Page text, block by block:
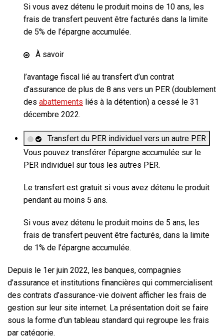
Si vous avez détenu le produit moins de 10 ans, les
frais de transfert peuvent être facturés dans la limite
de 5% de l’épargne accumulée.
À savoir
l’avantage fiscal lié au transfert d’un contrat
d’assurance de plus de 8 ans vers un PER (doublement
des abattements liés à la détention) a cessé le 31
décembre 2022.
Transfert du PER individuel vers un autre PER
Vous pouvez transférer l’épargne accumulée sur le
PER individuel sur tous les autres PER.
Le transfert est gratuit si vous avez détenu le produit
pendant au moins 5 ans.
Si vous avez détenu le produit moins de 5 ans, les
frais de transfert peuvent être facturés, dans la limite
de 1% de l’épargne accumulée.
Depuis le 1er juin 2022, les banques, compagnies
d’assurance et institutions financières qui commercialisent
des contrats d’assurance-vie doivent afficher les frais de
gestion sur leur site internet. La présentation doit se faire
sous la forme d’un tableau standard qui regroupe les frais
par catégorie.